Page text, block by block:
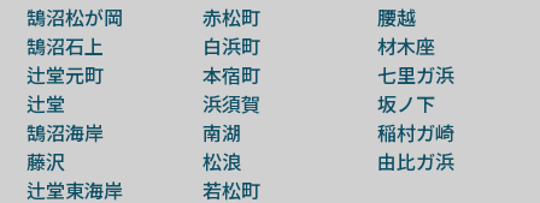
鵠沼松が岡
鵠沼石上
辻堂元町
辻堂
鵠沼海岸
藤沢
辻堂東海岸
赤松町
白浜町
本宿町
浜須賀
南湖
松浪
若松町
腰越
材木座
七里ガ浜
坂ノ下
稲村ガ崎
由比ガ浜